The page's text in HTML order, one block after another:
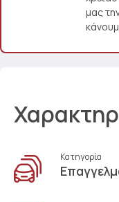
μας
Κατηγορία